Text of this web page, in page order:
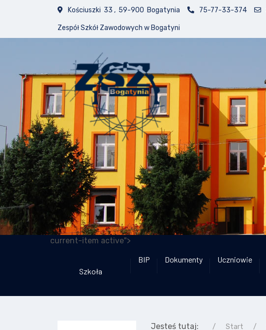
Kościuszki 33 , 59-900 Bogatynia 75-77-33-374
Zespół Szkół Zawodowych w Bogatyni
current-item active">
Szkoła
BIP Dokumenty Uczniowie
Jesteś tutaj: Start